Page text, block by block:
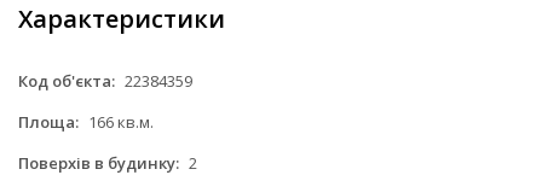
Характеристики
Код об'єкта: 22384359
Площа: 166 кв.м.
Поверхів в будинку: 2